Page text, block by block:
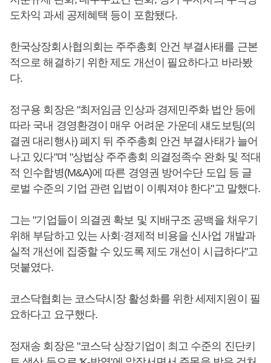
도차익 과세 공제혜택 등이 포함됐다.
한국상장회사협의회는 주주총회 안건 부결사태를 근본
적으로 해결하기 위한 제도 개선이 필요하다고 바라봤
다.
정구용 회장은 "최저임금 인상과 경제민주화 법안 등에
따라 국내 경영환경이 매우 어려운 가운데 섀도보팅(의
결권 대리행사) 폐지 뒤 주주총회 안건 부결사태가 늘어
나고 있다"며 "상법상 주주총회 의결정족수 완화 및 적대
적 인수합병(M&A)에 따른 경영권 방어수단 도입 등 글
로벌 수준의 기업 관련 입법이 이뤄져야 한다"고 말했다.
그는 "기업들이 의결권 확보 및 지배구조 공백을 채우기
위해 부담하고 있는 사회·경제적 비용을 신사업 개발과
실적 개선에 집중할 수 있도록 제도 개선이 시급하다"고
덧붙였다.
코스닥협회는 코스닥시장 활성화를 위한 세제지원이 필
요하다고 요구했다.
정재송 회장은 "코스닥 상장기업이 최고 수준의 진단키